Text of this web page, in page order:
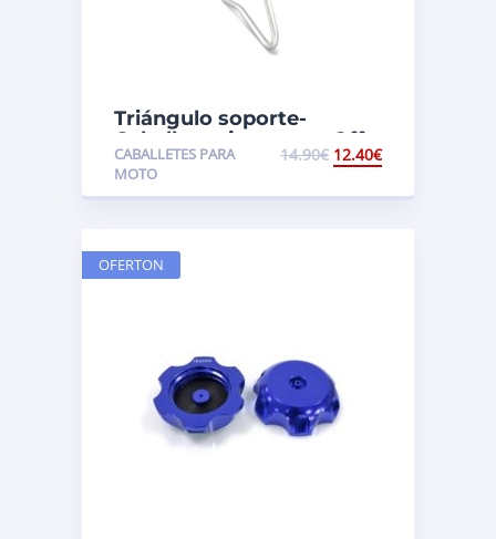
Triángulo soporte-
Caballete eje trasero Off
Road
CABALLETES PARA
MOTO
14.90€ 12.40€
OFERTON